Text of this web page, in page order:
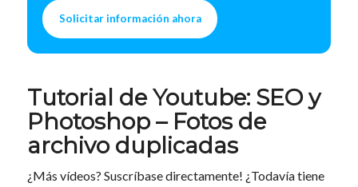
Solicitar información ahora
Tutorial de Youtube: SEO y
Photoshop – Fotos de
archivo duplicadas
¿Más vídeos? Suscríbase directamente! ¿Todavía tiene